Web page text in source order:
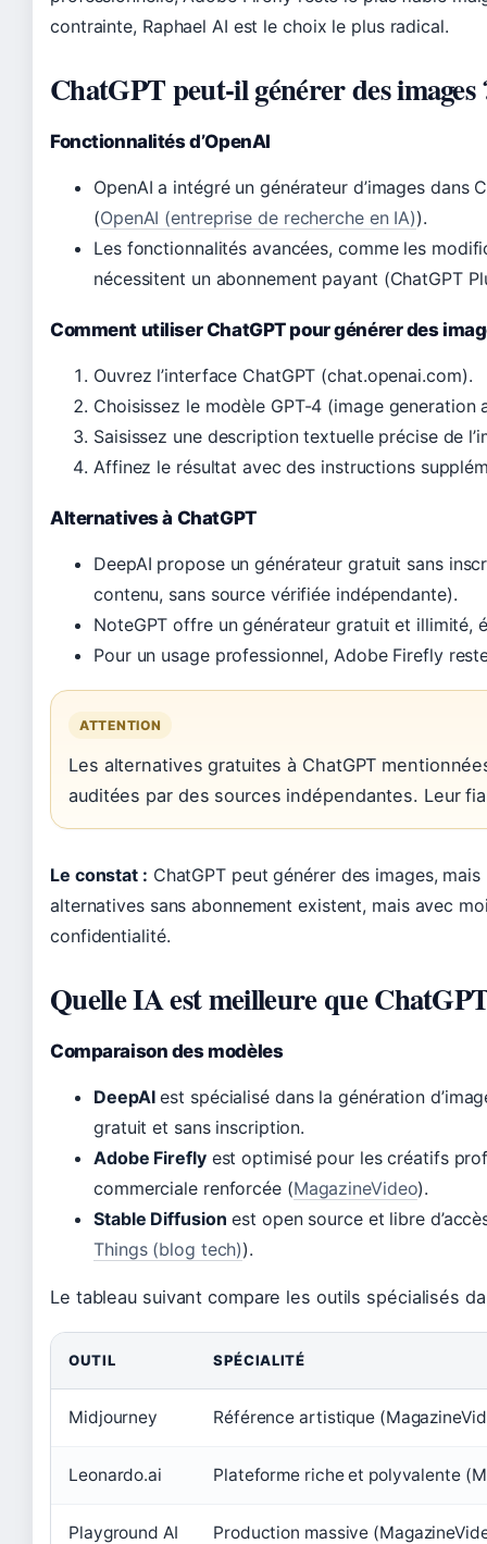
contrainte, Raphael AI est le choix le plus radical.
ChatGPT peut-il générer des images
Fonctionnalités d’OpenAI
OpenAI a intégré un générateur d’images dans
(OpenAI (entreprise de recherche en IA)).
Les fonctionnalités avancées, comme les
nécessitent un abonnement payant (ChatGPT
Comment utiliser ChatGPT pour générer des
Ouvrez l’interface ChatGPT (chat.openai.com).
Choisissez le modèle GPT-4 (image generation
Saisissez une description textuelle précise de
Affinez le résultat avec des instructions
Alternatives à ChatGPT
DeepAI propose un générateur gratuit sans
contenu, sans source vérifiée indépendante).
NoteGPT offre un générateur gratuit et illimité,
Pour un usage professionnel, Adobe Firefly
ATTENTION
Les alternatives gratuites à ChatGPT
auditées par des sources indépendantes. Leur
Le constat : ChatGPT peut générer des images,
alternatives sans abonnement existent, mais avec
confidentialité.
Quelle IA est meilleure que
Comparaison des modèles
DeepAIest spécialisé dans la génération
gratuit et sans inscription.
Adobe Fireflyest optimisé pour les créatifs
commerciale renforcée (MagazineVideo).
Stable Diffusion est open source et libre
Things (blog tech)).
Le tableau suivant compare les outils spécialisés
OUTIL SPÉCIALITÉ
Midjourney Référence artistique
Leonardo.ai Plateforme riche et polyvalente
Playground AI Production massive